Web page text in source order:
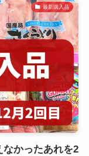
最新購入品
なかったあれを2